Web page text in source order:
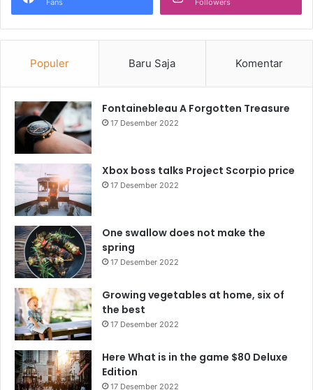
Fans Followers
Populer Baru Saja Komentar
Fontainebleau A Forgotten Treasure
17 Desember 2022
Xbox boss talks Project Scorpio price
17 Desember 2022
One swallow does not make the
spring
17 Desember 2022
Growing vegetables at home, six of
the best
17 Desember 2022
Here What is in the game $80 Deluxe
Edition
17 Desember 2022